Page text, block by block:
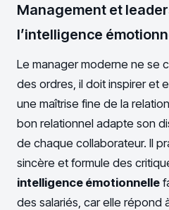
Management et
l’intelligence
Le manager moderne ne se
des ordres, il doit inspirer et
une maîtrise fine de la
bon relationnel adapte son
de chaque collaborateur. Il
sincère et formule des
intelligence émotionnelle
des salariés, car elle répond